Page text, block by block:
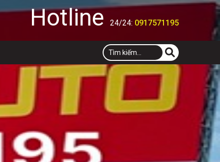
Hotline24/24: 0917571195